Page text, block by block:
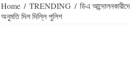
Home / TRENDING / ডিএ
অনুমতি দিল দিল্লি পুলিশ